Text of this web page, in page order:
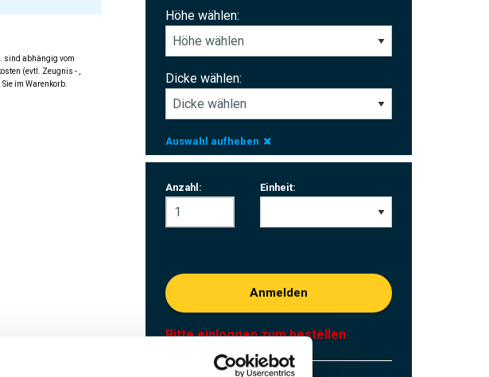
sind abhängig vom
(evtl. Zeugnis - ,
im Warenkorb.
Höhe wählen:
Dicke wählen:
Auswahl aufheben
Anzahl: Einheit:
Anmelden
Bitte einloggen zum bestellen